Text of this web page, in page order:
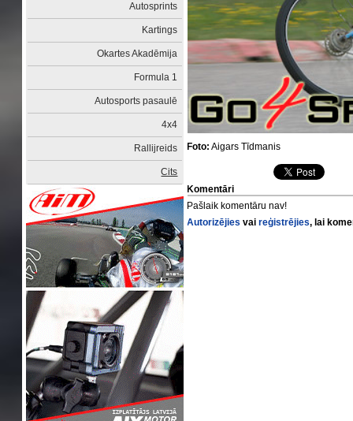
Autosprints
Kartings
Okartes Akadēmija
Formula 1
Autosports pasaulē
4x4
Rallijreids
Cits
Foto: Aigars Tīdmanis
Komentāri
Pašlaik komentāru nav!
Autorizējies vaireģistrējies, lai